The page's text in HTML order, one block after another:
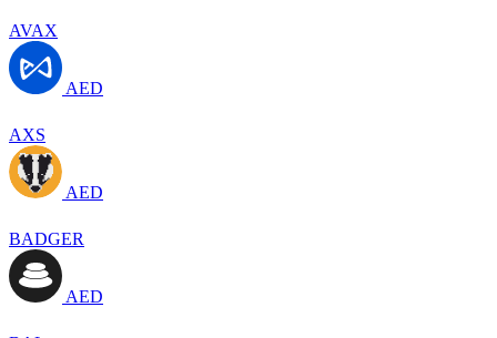
AVAX
AED
AXS
AED
BADGER
AED